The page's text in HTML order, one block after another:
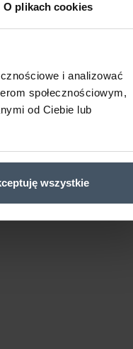
O plikach cookies
i analizować
społecznościowym,
od Ciebie lub
wszystkie